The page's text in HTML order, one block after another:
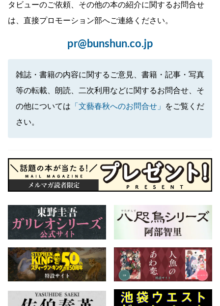
タビューのご依頼、その他の本の紹介に関するお問合せ
は、直接プロモーション部へご連絡ください。
pr@bunshun.co.jp
雑誌・書籍の内容に関するご意見、書籍・記事・写真
等の転載、朗読、二次利用などに関するお問合せ、そ
の他については 「文藝春秋へのお問合せ」
をご覧くだ
さい。